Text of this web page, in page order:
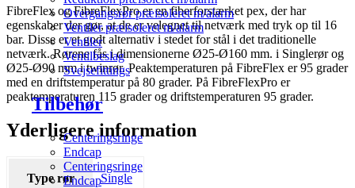
Overgangsrør præisoleret m/alarm
Ventiler præisoleret m/alarm
Ventiler
Ventilbeslag
Svejsefittings
Tilbehør
Centeringsringe
Endcap
Centeringsringe
Endcap
FibreFlex og FibreFlexPro er en fiberforstærket pex, der har
egenskaber der gør, at de er velegnet til netværk med tryk op til 16
bar. Disse er et godt alternativ i stedet for stål i det traditionelle
netværk. Rørene fås i dimensionerne Ø25-Ø160 mm. i Singlerør og
Ø25-Ø90 mm i twinrør. Peaktemperaturen på FibreFlex er 95 grader
med en driftstemperatur på 80 grader. På FibreFlexPro er
peaktemperaturen 115 grader og driftstemperaturen 95 grader.
Yderligere information
Type rør Single